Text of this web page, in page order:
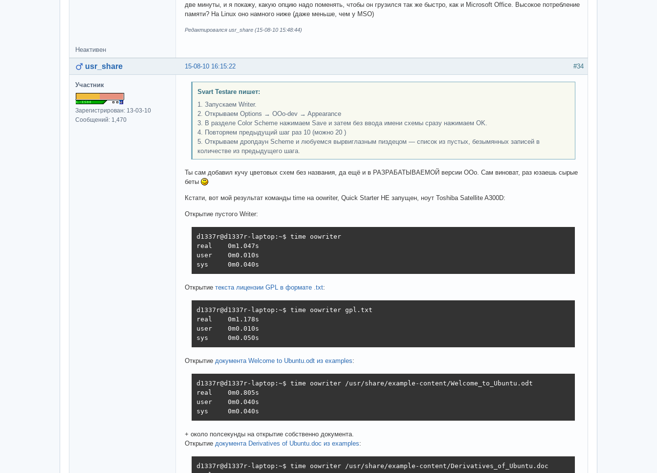
две минуты, и я покажу, какую опцию надо поменять, чтобы он грузился так же быстро, как и Microsoft Office. Высокое потребление
памяти? На Linux оно намного ниже (даже меньше, чем у MSO)
Редактировался usr_share (15-08-10 15:48:44)
Неактивен
#34
15-08-10 16:15:22
usr_share
Участник
Зарегистрирован: 13-03-10
Сообщений: 1,470
Svart Testare пишет:
1. Запускаем Writer.
2. Открываем Options → OOo-dev → Appearance
3. В разделе Color Scheme нажимаем Save и затем без ввода имени схемы сразу нажимаем OK.
4. Повторяем предыдущий шаг раз 10 (можно 20 )
5. Открываем дропдаун Scheme и любуемся вырвиглазным пиздецом — список из пустых, безымянных записей в
количестве из предыдущего шага.
Ты сам добавил кучу цветовых схем без названия, да ещё и в РАЗРАБАТЫВАЕМОЙ версии OOo. Сам виноват, раз юзаешь сырые
беты
Кстати, вот мой результат команды time на oowriter, Quick Starter НЕ запущен, ноут Toshiba Satellite A300D:
Открытие пустого Writer:
d1337r@d1337r-laptop:~$ time oowriter
real    0m1.047s
user    0m0.010s
sys     0m0.040s
Открытие текста лицензии GPL в формате .txt:
d1337r@d1337r-laptop:~$ time oowriter gpl.txt
real    0m1.178s
user    0m0.010s
sys     0m0.050s
Открытие документа Welcome to Ubuntu.odt из examples:
d1337r@d1337r-laptop:~$ time oowriter /usr/share/example-content/Welcome_to_Ubuntu.odt
real    0m0.805s
user    0m0.040s
sys
+ около полсекунды на открытие собственно документа.
Открытие документа Derivatives of Ubuntu.doc из examples:
d1337r@d1337r-laptop:~$ time oowriter /usr/share/example-content/Derivatives_of_Ubuntu.doc